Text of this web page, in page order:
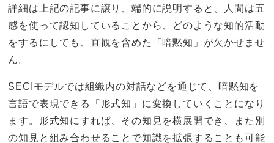
詳細は上記の記事に譲り、端的に説明すると、人間は五
感を使って認知していることから、どのような知的活動
をするにしても、直観を含めた「暗黙知」が欠かせませ
ん。
SECIモデルでは組織内の対話などを通じて、暗黙知を
言語で表現できる「形式知」に変換していくことになり
ます。形式知にすれば、その知見を横展開でき、また別
の知見と組み合わせることで知識を拡張することも可能